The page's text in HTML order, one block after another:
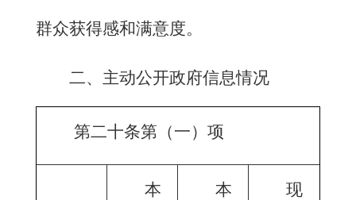
群众获得感和满意度。
二、主动公开政府信息情况
第二十条第（一）项
本 本 现